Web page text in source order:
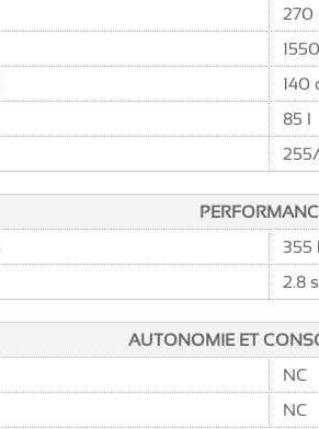
270
140
85 l
355
2.8 s
AUTONOMIE ET
NC
NC